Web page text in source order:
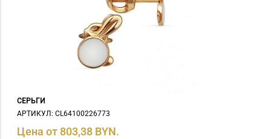
СЕРЬГИ
АРТИКУЛ: СL64100226773
Цена от 803,38 BYN.